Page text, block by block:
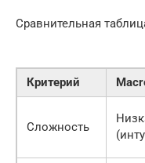
Сравнительная
Критерий
Сложность